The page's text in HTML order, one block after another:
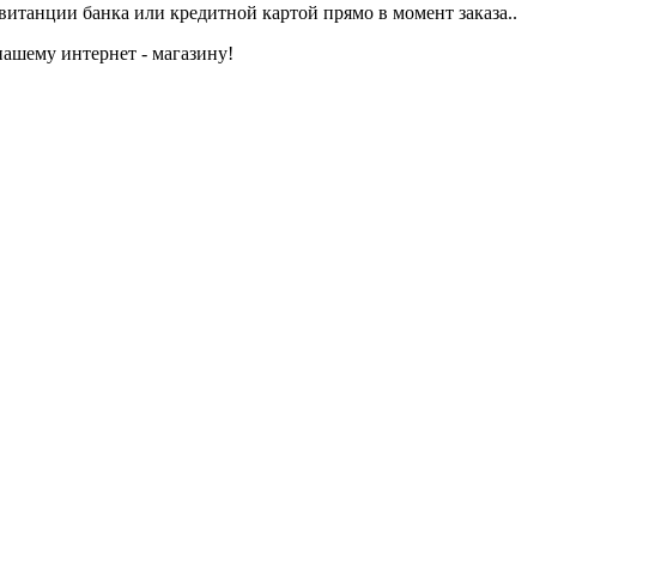
банка или кредитной картой прямо в момент заказа..
интернет - магазину!